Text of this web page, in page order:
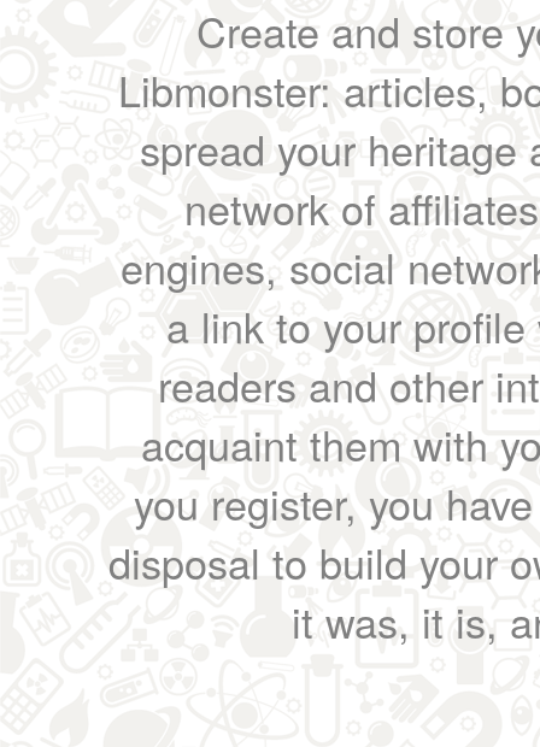
Create and store
Libmonster: articles,
spread your heritage
network of
engines, social
a link to your
readers and other
acquaint them with
you register, you
disposal to build your
it was, it is,